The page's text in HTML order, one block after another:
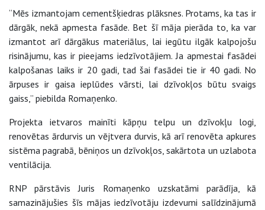
“Mēs izmantojam cementšķiedras plāksnes. Protams, ka tas ir
dārgāk, nekā apmesta fasāde. Bet šī māja pierāda to, ka var
izmantot arī dārgākus materiālus, lai iegūtu ilgāk kalpojošu
risinājumu, kas ir pieejams iedzīvotājiem. Ja apmestai fasādei
kalpošanas laiks ir 20 gadi, tad šai fasādei tie ir 40 gadi. No
ārpuses ir gaisa ieplūdes vārsti, lai dzīvokļos būtu svaigs
gaiss,” piebilda Romaņenko.
Projekta ietvaros mainīti kāpņu telpu un dzīvokļu logi,
renovētas ārdurvis un vējtvera durvis, kā arī renovēta apkures
sistēma pagrabā, bēniņos un dzīvokļos, sakārtota un uzlabota
ventilācija.
RNP pārstāvis Juris Romaņenko uzskatāmi parādīja, kā
samazinājušies šīs mājas iedzīvotāju izdevumi salīdzinājumā